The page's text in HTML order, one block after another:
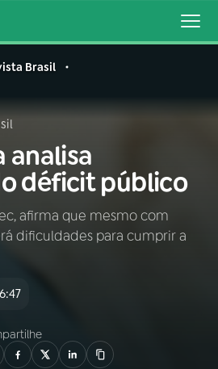
Buscar
AO VIVO
Brasil
analisa
déficit público
afirma que mesmo com
dificuldades para cumprir a